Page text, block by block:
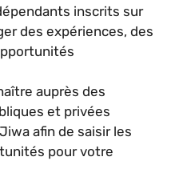
inscrits sur
des expériences, des
auprès des
et privées
afin de saisir les
pour votre